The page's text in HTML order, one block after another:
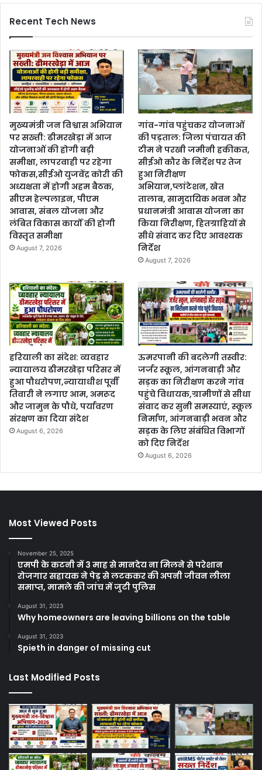
Recent Tech News
मुख्यमंत्री जन विश्वास अभियान
पर सख्ती: ढीमरखेड़ा में आज
योजनाओं की होगी बड़ी
समीक्षा, लापरवाही पर रहेगा
फोकस,सीईओ युजवेंद्र कोरी की
अध्यक्षता में होगी अहम बैठक,
सीएम हेल्पलाइन, पीएम
आवास, संबल योजना और
लंबित विकास कार्यों की होगी
विस्तृत समीक्षा
August 7, 2026
गांव-गांव पहुंचकर योजनाओं
की पड़ताल: जिला पंचायत की
टीम ने परखी जमीनी हकीकत,
सीईओ कौर के निर्देश पर तेज
हुआ निरीक्षण
अभियान,प्लांटेशन, खेत
तालाब, सामुदायिक भवन और
प्रधानमंत्री आवास योजना का
किया निरीक्षण, हितग्राहियों से
सीधे संवाद कर दिए आवश्यक
निर्देश
August 7, 2026
हरियाली का संदेश: व्यवहार
न्यायालय ढीमरखेड़ा परिसर में
हुआ पौधरोपण,न्यायाधीश पूर्वी
तिवारी ने लगाए आम, अमरूद
और जामुन के पौधे, पर्यावरण
संरक्षण का दिया संदेश
August 6, 2026
ऊमरपानी की बदलेगी तस्वीर:
जर्जर स्कूल, आंगनबाड़ी और
सड़क का निरीक्षण करने गांव
पहुंचे विधायक,ग्रामीणों से सीधा
संवाद कर सुनी समस्याएं, स्कूल
निर्माण, आंगनबाड़ी भवन और
सड़क के लिए संबंधित विभागों
को दिए निर्देश
August 6, 2026
Most Viewed Posts
November 25, 2025
एमपी के कटनी में 3 माह से मानदेय ना मिलने से परेशान
रोजगार सहायक ने पेड़ से लटककर की अपनी जीवन लीला
समाप्त, मामले की जांच में जुटी पुलिस
August 31, 2023
Why homeowners are leaving billions on the table
August 31, 2023
Spieth in danger of missing cut
Last Modified Posts